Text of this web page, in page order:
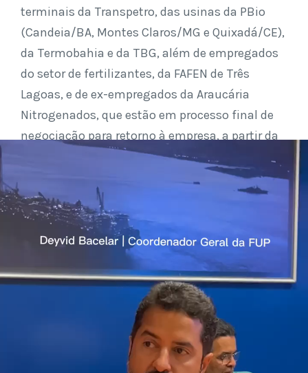
terminais da Transpetro, das usinas da PBio
(Candeia/BA, Montes Claros/MG e Quixadá/CE),
da Termobahia e da TBG, além de empregados
do setor de fertilizantes, da FAFEN de Três
Lagoas, e de ex-empregados da Araucária
Nitrogenados, que estão em processo final de
negociação para retorno à empresa, a partir da
reabertura da Fafen Paraná.
Em sua fala de abertura, Deyvid
Bacelar, coordenador geral da FUP destacou a
importância do documento apresentado hoje,
contextualizando a história de luta
intensificada nos últimos anos, além de tudo o
que a categoria e seus representantes
ajudaram a construir para que o programa do
atual governo federal conseguisse sanar os
problemas causados pela destruição do